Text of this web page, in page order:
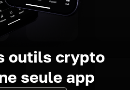
outils crypto
seule app